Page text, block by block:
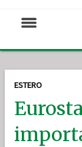
ESTERO